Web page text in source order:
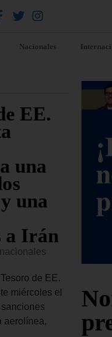
Nacionales
EE.
una
una
a Irán
de EE.
miércoles el
aerolínea,